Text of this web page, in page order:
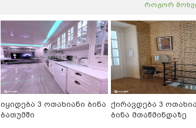
როგორ
იყიდება 3 ოთახიანი ბინა
ბათუმში
ქირავდება 3
ბინა მთაწმინდაზე